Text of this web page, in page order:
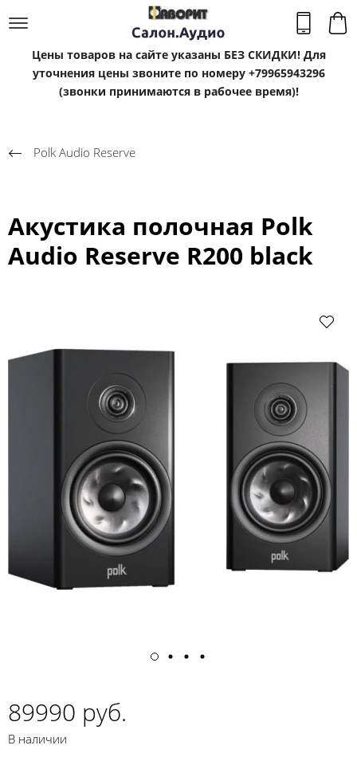
Цены товаров на сайте указаны БЕЗ СКИДКИ! Для
уточнения цены звоните по номеру +79965943296
(звонки принимаются в рабочее время)!
Polk Audio Reserve
Акустика полочная Polk
Audio Reserve R200 black
89990 руб.
В наличии